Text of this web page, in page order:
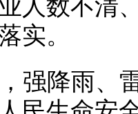
人数不清
实。
强降雨、